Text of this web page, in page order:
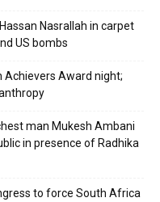
Nasrallah in carpet
US bombs
Achievers Award night;
man Mukesh Ambani
in presence of Radhika
to force South Africa